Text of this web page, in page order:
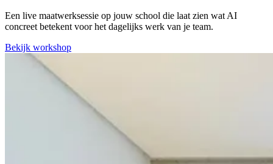
Een live maatwerksessie op jouw school die laat zien wat AI
concreet betekent voor het dagelijks werk van je team.
Bekijk workshop